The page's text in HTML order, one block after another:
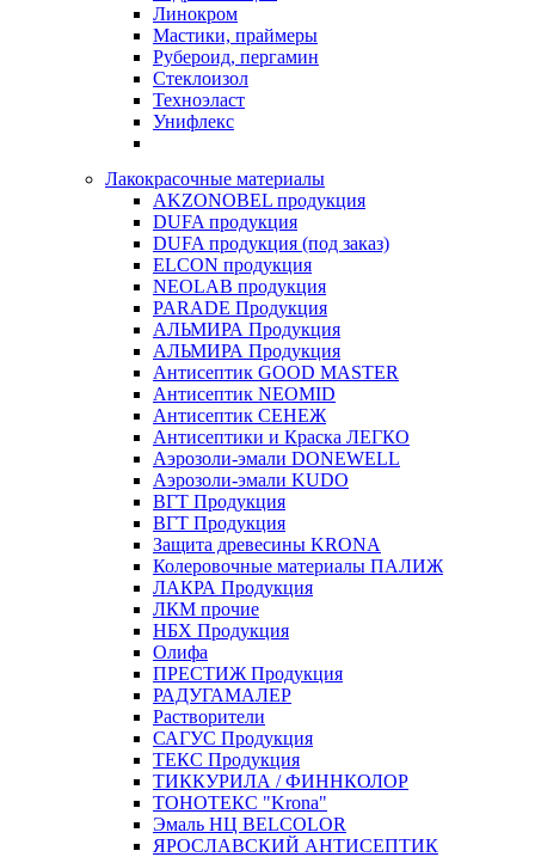
Линокром
Мастики, праймеры
Рубероид, пергамин
Стеклоизол
Техноэласт
Унифлекс
Лакокрасочные материалы
AKZONOBEL продукция
DUFA продукция
DUFA продукция (под заказ)
ELCON продукция
NEOLAB продукция
PARADE Продукция
АЛЬМИРА Продукция
АЛЬМИРА Продукция
Антисептик GOOD MASTER
Антисептик NEOMID
Антисептик СЕНЕЖ
Антисептики и Краска ЛЕГКО
Аэрозоли-эмали DONEWELL
Аэрозоли-эмали KUDO
ВГТ Продукция
ВГТ Продукция
Защита древесины KRONA
Колеровочные материалы ПАЛИЖ
ЛАКРА Продукция
ЛКМ прочие
НБХ Продукция
Олифа
ПРЕСТИЖ Продукция
РАДУГАМАЛЕР
Растворители
САГУС Продукция
ТЕКС Продукция
ТИККУРИЛА / ФИННКОЛОР
ТОНОТЕКС "Krona"
Эмаль НЦ BELCOLOR
ЯРОСЛАВСКИЙ АНТИСЕПТИК